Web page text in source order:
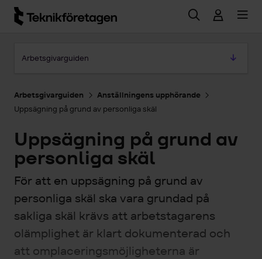
Hoppa till huvudinnehåll
Arbetsgivarguiden
Anställningens upphörande
Uppsägning på grund av personliga skäl
Uppsägning på grund av
personliga skäl
För att en uppsägning på grund av
personliga skäl ska vara grundad på
sakliga skäl krävs att arbetstagarens
olämplighet är klart dokumenterad och
att omplaceringsmöjligheterna är
Arbetsgivarguiden